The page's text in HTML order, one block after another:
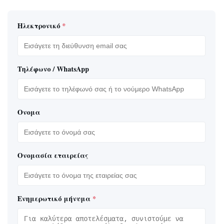
Ηλεκτρονικό *
Τηλέφωνο / WhatsApp
Ονομα
Ονομασία εταιρείας
Ενημερωτικό μήνυμα *